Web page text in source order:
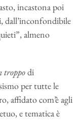
incastona poi
almeno
troppodi
per tutte le
affidato com’è agli
e tematica è